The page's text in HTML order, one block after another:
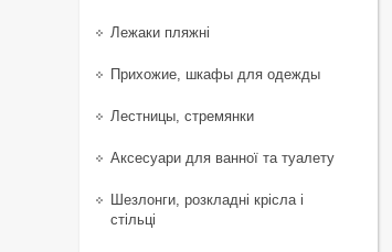
Лежаки пляжні
Прихожие, шкафы для одежды
Лестницы, стремянки
Аксесуари для ванної та туалету
Шезлонги, розкладні крісла і
стільці